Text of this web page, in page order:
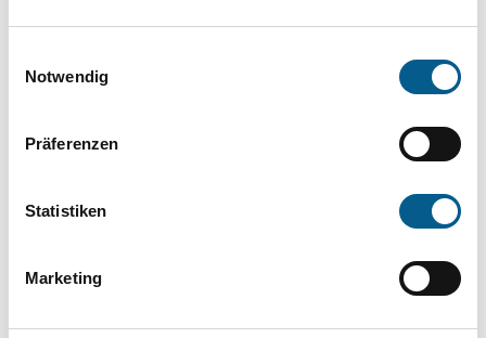
Notwendig
Präferenzen
Statistiken
Marketing
Bitte Suchbegriff eingeben. Ergebnisse
Kategorien verfeinert werden.
Suchen
Aktive Filter: